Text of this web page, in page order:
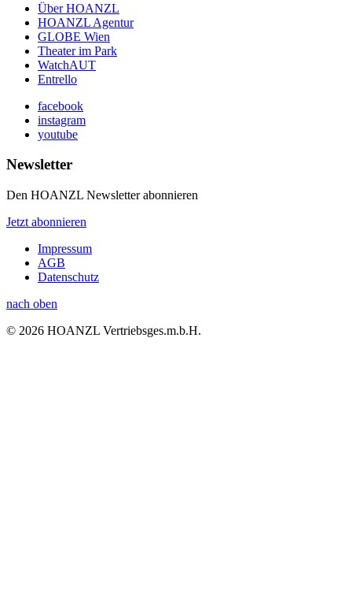
Über HOANZL
HOANZL Agentur
GLOBE Wien
Theater im Park
WatchAUT
Entrello
facebook
instagram
youtube
Newsletter
Den HOANZL Newsletter abonnieren
Jetzt abonnieren
Impressum
AGB
Datenschutz
nach oben
© 2026 HOANZL Vertriebsges.m.b.H.